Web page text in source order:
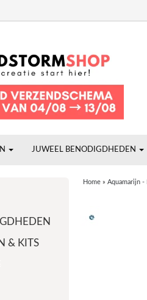
JUWEEL BENODIGDHEDEN
& KITS
Home» Aquamarijn -